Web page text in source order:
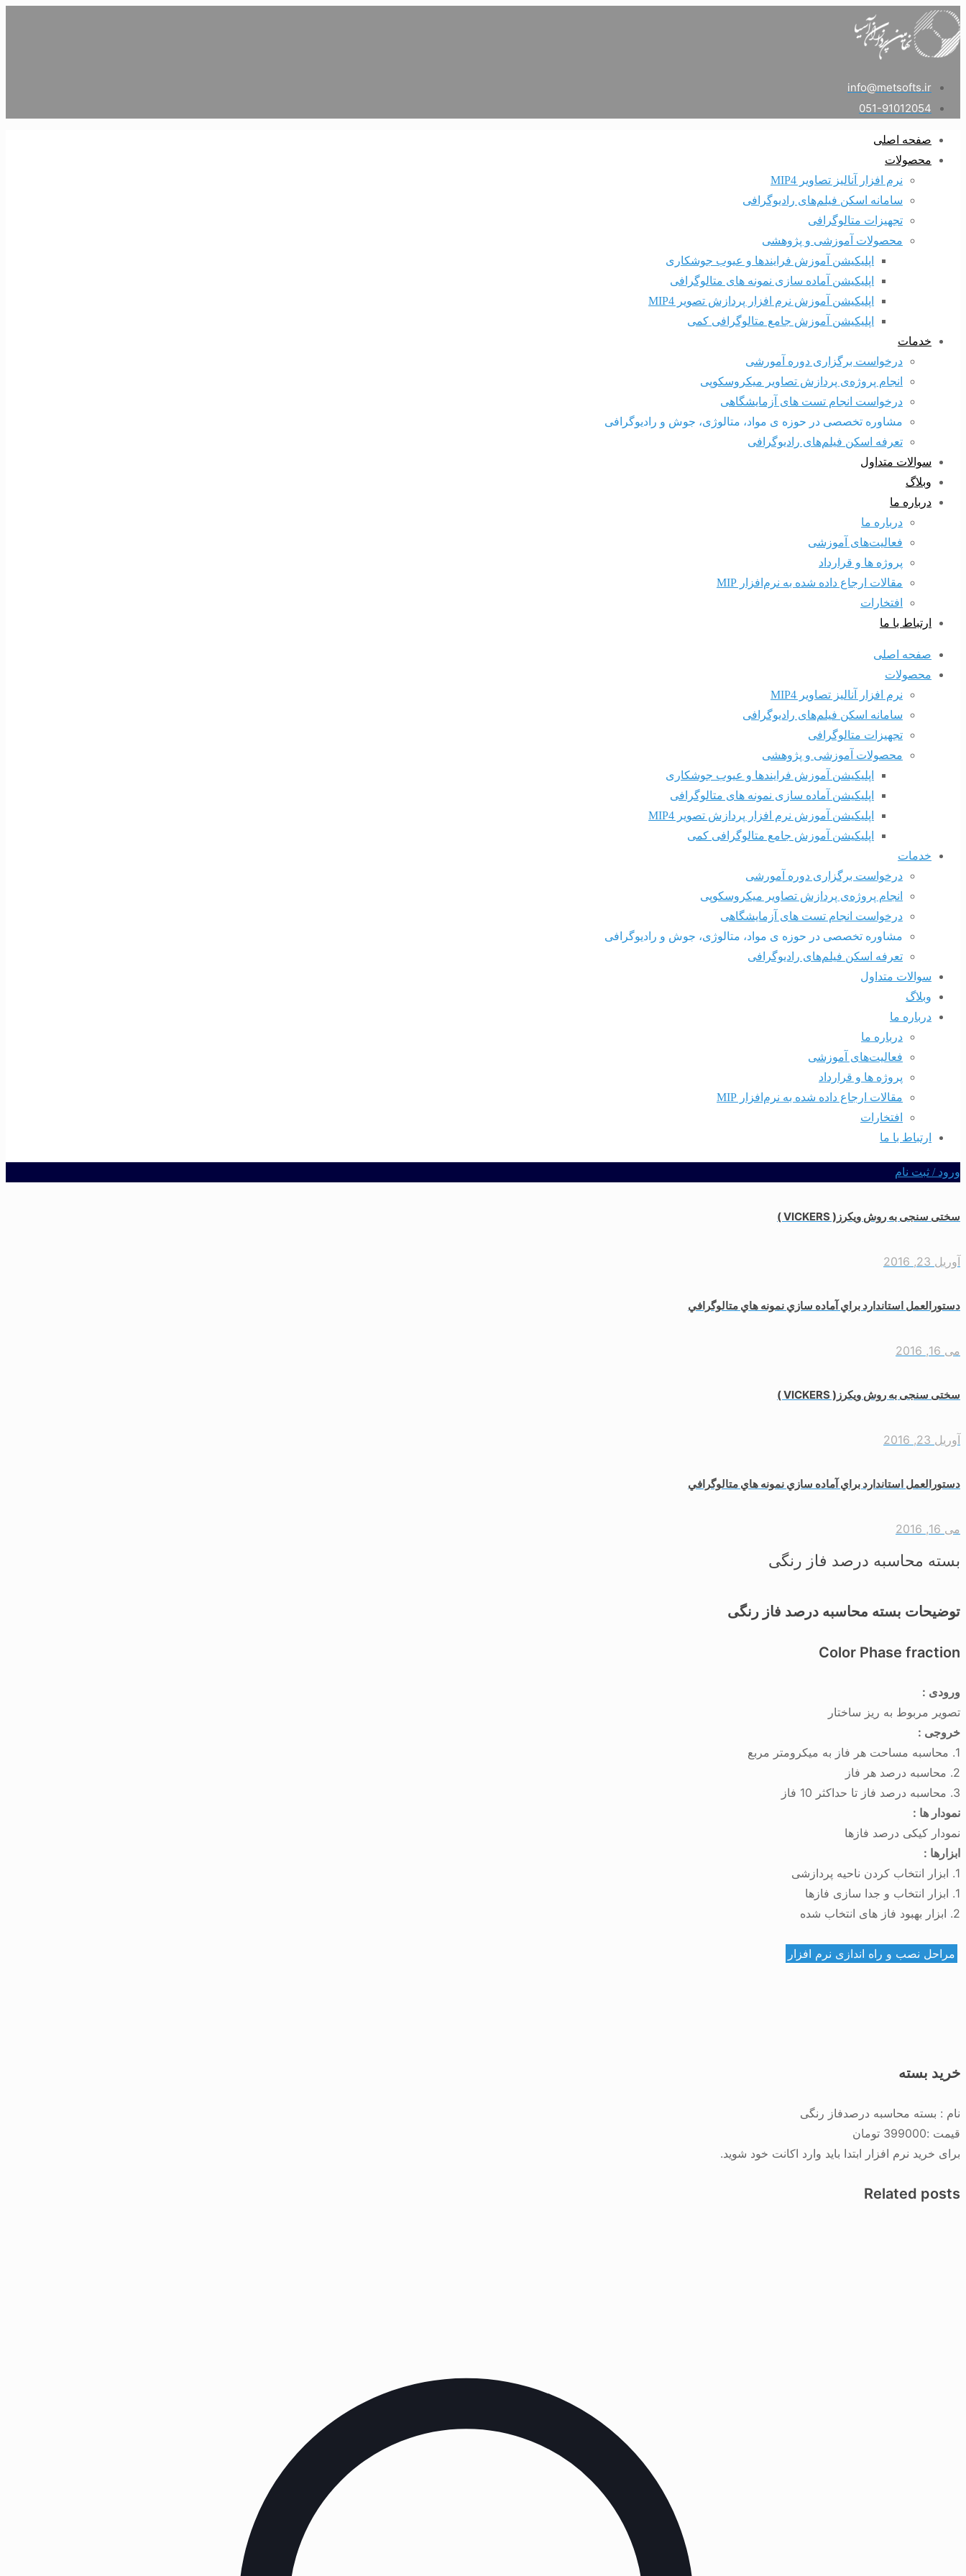
info@metsofts.ir
051-91012054
صفحه اصلی
محصولات
نرم افزار آنالیز تصاویر MIP4
سامانه اسکن فیلم‌های رادیوگرافی
تجهیزات متالوگرافی
محصولات آموزشی و پژوهشی
اپلیکیشن آموزش فرایندها و عیوب جوشکاری
اپلیکیشن آماده سازی نمونه های متالوگرافی
اپلیکیشن آموزش نرم افزار پردازش تصویر MIP4
اپلیکیشن آموزش جامع متالوگرافی کمی
خدمات
درخواست برگزاری دوره آمورشی
انجام پروژه‌ی پردازش تصاویر میکروسکوپی
درخواست انجام تست های آزمایشگاهی
مشاوره تخصصی در حوزه ی مواد، متالوژی، جوش و رادیوگرافی
تعرفه اسکن فیلم‌های رادیوگرافی
سوالات متداول
وبلاگ
درباره ما
درباره ما
فعالیت‌های آموزشی
پروژه ها و قرارداد
مقالات ارجاع داده شده به نرم‌افزار MIP
افتخارات
ارتباط با ما
صفحه اصلی
محصولات
نرم افزار آنالیز تصاویر MIP4
سامانه اسکن فیلم‌های رادیوگرافی
تجهیزات متالوگرافی
محصولات آموزشی و پژوهشی
اپلیکیشن آموزش فرایندها و عیوب جوشکاری
اپلیکیشن آماده سازی نمونه های متالوگرافی
اپلیکیشن آموزش نرم افزار پردازش تصویر MIP4
اپلیکیشن آموزش جامع متالوگرافی کمی
خدمات
درخواست برگزاری دوره آمورشی
انجام پروژه‌ی پردازش تصاویر میکروسکوپی
درخواست انجام تست های آزمایشگاهی
مشاوره تخصصی در حوزه ی مواد، متالوژی، جوش و رادیوگرافی
تعرفه اسکن فیلم‌های رادیوگرافی
سوالات متداول
وبلاگ
درباره ما
درباره ما
فعالیت‌های آموزشی
پروژه ها و قرارداد
مقالات ارجاع داده شده به نرم‌افزار MIP
افتخارات
ارتباط با ما
ورود / ثبت نام
سختی سنجی به روش ویکرز( VICKERS )
آوریل 23, 2016
دستورالعمل استاندارد براي آماده سازي نمونه هاي متالوگرافي
می 16, 2016
سختی سنجی به روش ویکرز( VICKERS )
آوریل 23, 2016
دستورالعمل استاندارد براي آماده سازي نمونه هاي متالوگرافي
می 16, 2016
بسته محاسبه درصد فاز رنگی
توضیحات بسته محاسبه درصد فاز رنگی
Color Phase fraction
ورودی :
تصویر مربوط به ریز ساختار
خروجی :
1. محاسبه مساحت هر فاز به میکرومتر مربع
2. محاسبه درصد هر فاز
3. محاسبه درصد فاز تا حداکثر 10 فاز
نمودار ها :
نمودار کیکی درصد فازها
ابزارها :
1. ابزار انتخاب کردن ناحیه پردازشی
1. ابزار انتخاب و جدا سازی فازها
2. ابزار بهبود فاز های انتخاب شده
مراحل نصب و راه اندازی نرم افزار
خرید بسته
نام : بسته محاسبه درصدفاز رنگی
قیمت :399000 تومان
برای خرید نرم افزار ابتدا باید وارد اکانت خود شوید.
Related posts